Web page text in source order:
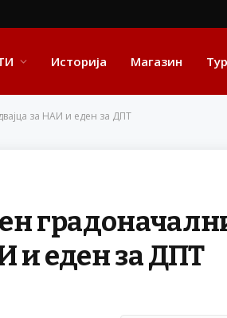
Историја Магазин
за НАИ и еден за ДПТ
и еден за ДПТ